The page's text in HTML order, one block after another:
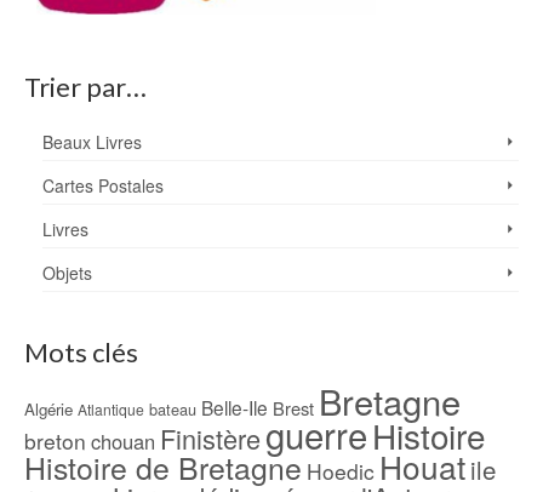
Trier par…
Beaux Livres
Cartes Postales
Livres
Objets
Mots clés
Algérie Atlantique bateau Belle-Ile Brest Bretagne
breton chouan FinistèreguerreHistoire
Histoire de Bretagne Hoedic Houatile